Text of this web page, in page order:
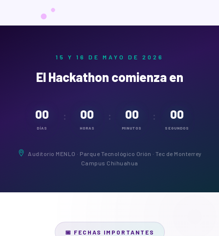
15 Y 16 DE MAYO DE 2026
El Hackathon comienza en
00
DÍAS
: 00
HORAS
: 00
MINUTOS
: 00
SEGUNDOS
Auditorio MENLO · Parque Tecnológico Orión · Tec de Monterrey
Campus Chihuahua
📅 FECHAS IMPORTANTES